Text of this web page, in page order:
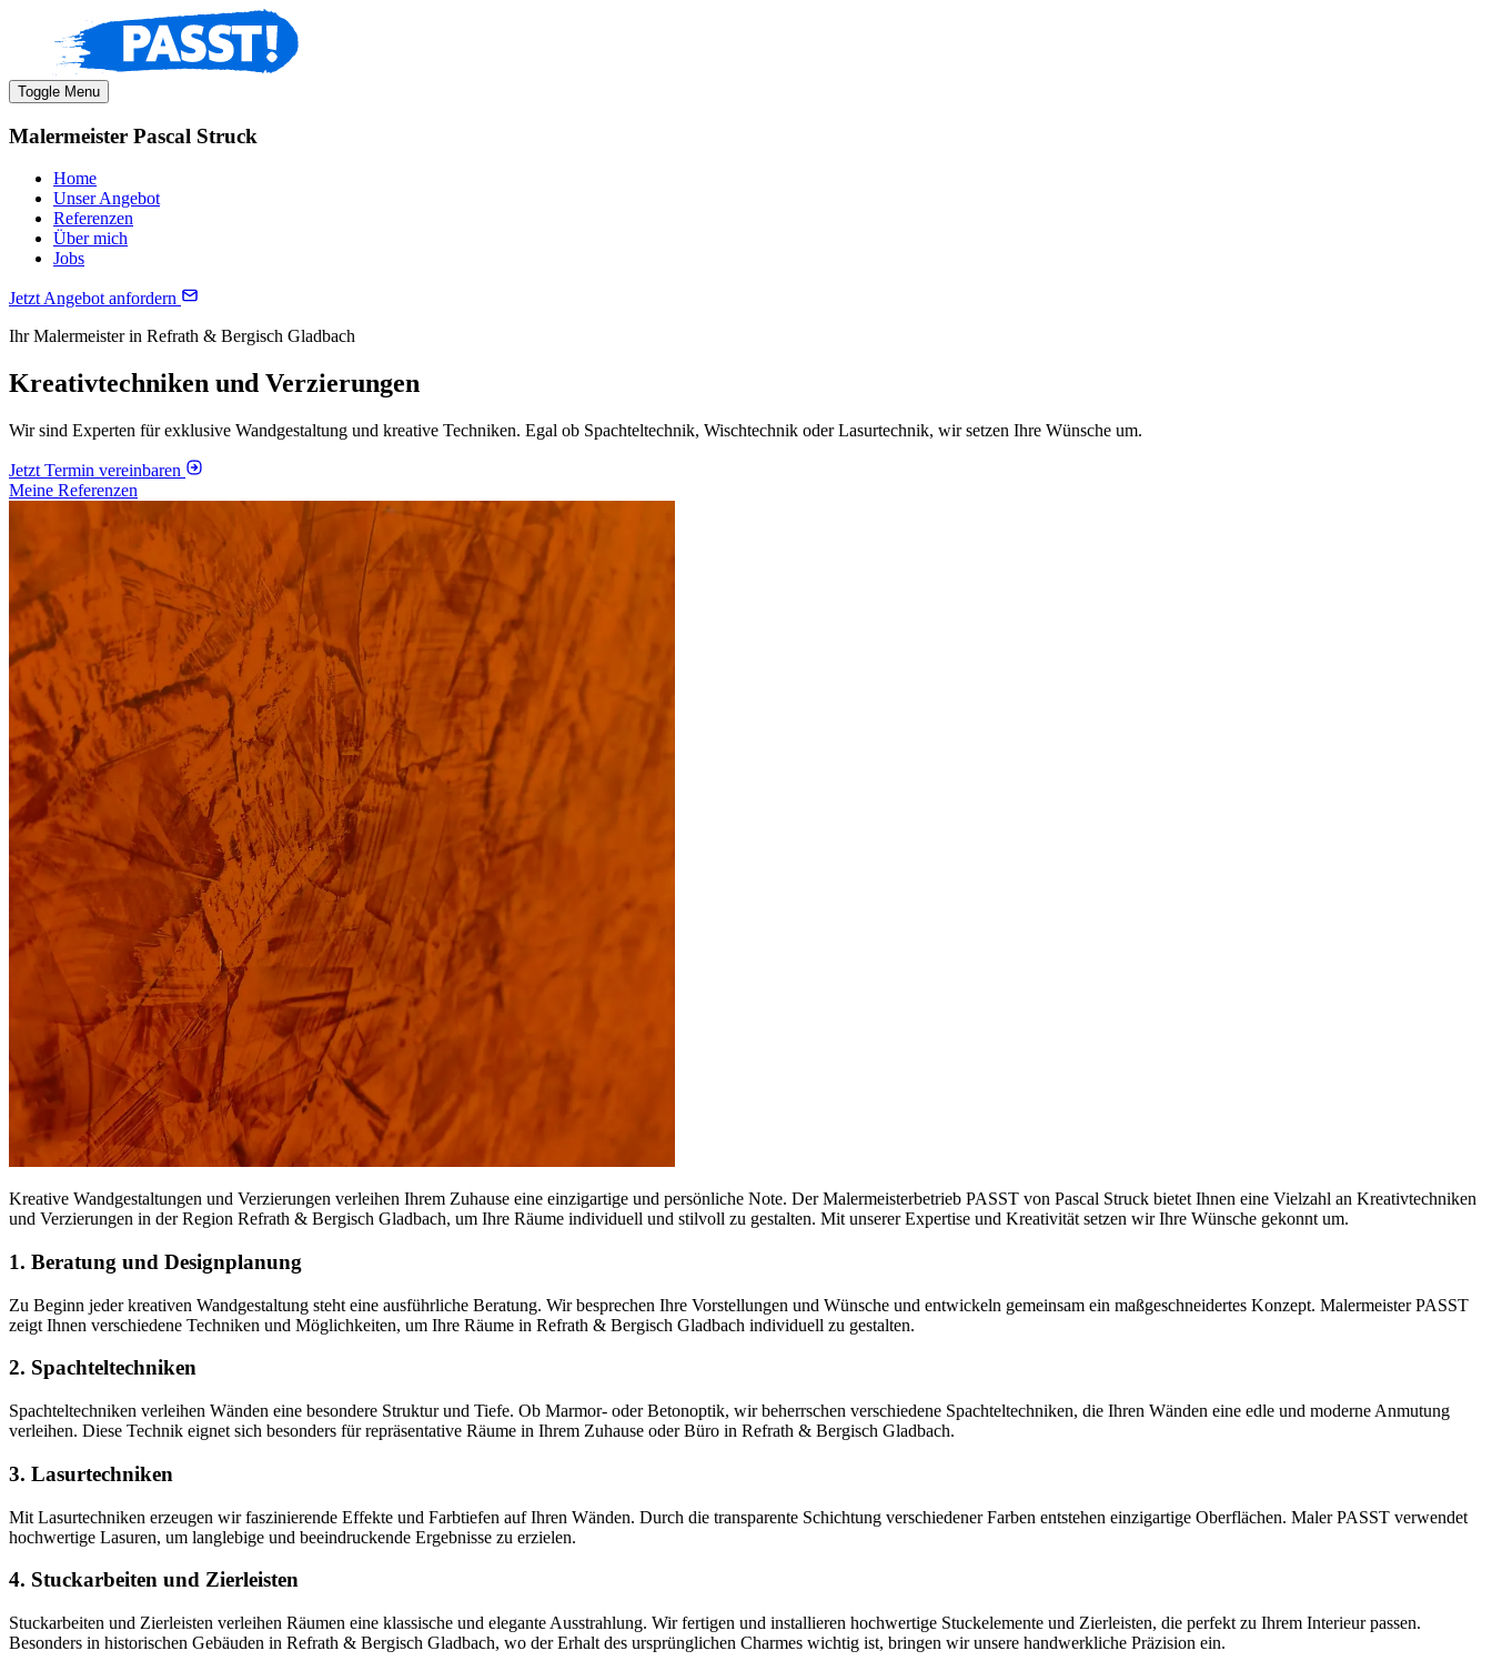
Toggle Menu
Malermeister Pascal Struck
Home
Unser Angebot
Referenzen
Über mich
Jobs
Jetzt Angebot anfordern
Ihr Malermeister in Refrath & Bergisch Gladbach
Kreativtechniken und Verzierungen
Wir sind Experten für exklusive Wandgestaltung und kreative Techniken. Egal ob Spachteltechnik, Wischtechnik oder Lasurtechnik, wir setzen Ihre Wünsche um.
Jetzt Termin vereinbaren
Meine Referenzen
Kreative Wandgestaltungen und Verzierungen verleihen Ihrem Zuhause eine einzigartige und persönliche Note. Der Malermeisterbetrieb PASST von Pascal Struck bietet Ihnen eine Vielzahl an Kreativtechniken
und Verzierungen in der Region Refrath & Bergisch Gladbach, um Ihre Räume individuell und stilvoll zu gestalten. Mit unserer Expertise und Kreativität setzen wir Ihre Wünsche gekonnt um.
1. Beratung und Designplanung
Zu Beginn jeder kreativen Wandgestaltung steht eine ausführliche Beratung. Wir besprechen Ihre Vorstellungen und Wünsche und entwickeln gemeinsam ein maßgeschneidertes Konzept. Malermeister PASST
zeigt Ihnen verschiedene Techniken und Möglichkeiten, um Ihre Räume in Refrath & Bergisch Gladbach individuell zu gestalten.
2. Spachteltechniken
Spachteltechniken verleihen Wänden eine besondere Struktur und Tiefe. Ob Marmor- oder Betonoptik, wir beherrschen verschiedene Spachteltechniken, die Ihren Wänden eine edle und moderne Anmutung
verleihen. Diese Technik eignet sich besonders für repräsentative Räume in Ihrem Zuhause oder Büro in Refrath & Bergisch Gladbach.
3. Lasurtechniken
Mit Lasurtechniken erzeugen wir faszinierende Effekte und Farbtiefen auf Ihren Wänden. Durch die transparente Schichtung verschiedener Farben entstehen einzigartige Oberflächen. Maler PASST verwendet
hochwertige Lasuren, um langlebige und beeindruckende Ergebnisse zu erzielen.
4. Stuckarbeiten und Zierleisten
Stuckarbeiten und Zierleisten verleihen Räumen eine klassische und elegante Ausstrahlung. Wir fertigen und installieren hochwertige Stuckelemente und Zierleisten, die perfekt zu Ihrem Interieur passen.
Besonders in historischen Gebäuden in Refrath & Bergisch Gladbach, wo der Erhalt des ursprünglichen Charmes wichtig ist, bringen wir unsere handwerkliche Präzision ein.